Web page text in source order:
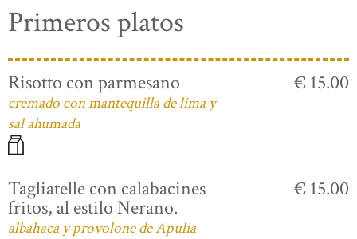
Primeros platos
Risotto con parmesano
cremado con mantequilla de lima y
sal ahumada
€ 15.00
Tagliatelle con calabacines
fritos, al estilo Nerano.
albahaca y provolone de Apulia
€ 15.00